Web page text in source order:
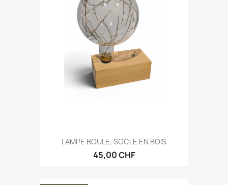
LAMPE BOULE, SOCLE EN BOIS
45,00 CHF